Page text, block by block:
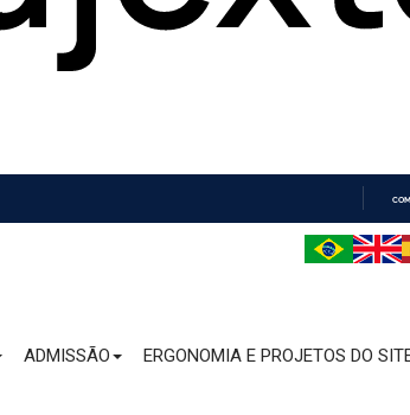
ADMISSÃO ERGONOMIA E PROJETOS DO